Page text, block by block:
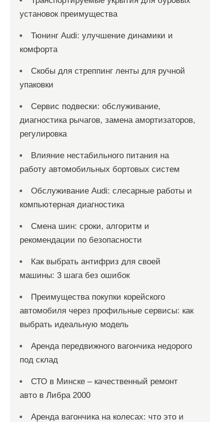
установок преимущества
Тюнинг Audi: улучшение динамики и
комфорта
Скобы для стреппинг ленты для ручной
упаковки
Сервис подвески: обслуживание,
диагностика рычагов, замена амортизаторов,
регулировка
Влияние нестабильного питания на
работу автомобильных бортовых систем
Обслуживание Audi: слесарные работы и
компьютерная диагностика
Смена шин: сроки, алгоритм и
рекомендации по безопасности
Как выбрать антифриз для своей
машины: 3 шага без ошибок
Преимущества покупки корейского
автомобиля через профильные сервисы: как
выбрать идеальную модель
Аренда передвижного вагончика недорого
под склад
СТО в Минске – качественный ремонт
авто в Либра 2000
Аренда вагончика на колесах: что это и